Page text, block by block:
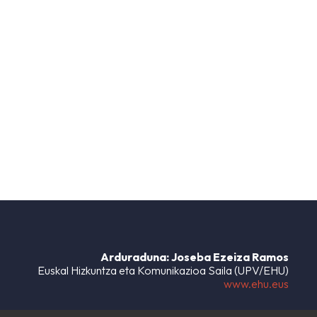
Arduraduna: Joseba Ezeiza Ramos
Euskal Hizkuntza eta Komunikazioa Saila (UPV/EHU)
www.ehu.eus